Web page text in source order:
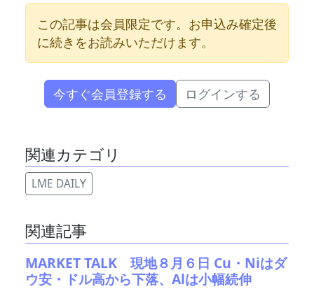
この記事は会員限定です。お申込み確定後
に続きをお読みいただけます。
今すぐ会員登録する ログインする
関連カテゴリ
LME DAILY
関連記事
MARKET TALK 現地８月６日 Cu・Niはダ
ウ安・ドル高から下落、Alは小幅続伸